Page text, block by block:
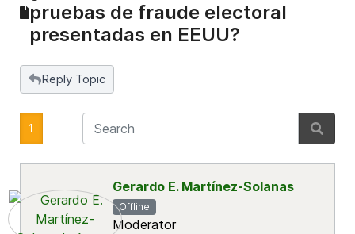
pruebas de fraude electoral
presentadas en EEUU?
Reply Topic
1
Gerardo E. Martínez-Solanas
Offline
Moderator